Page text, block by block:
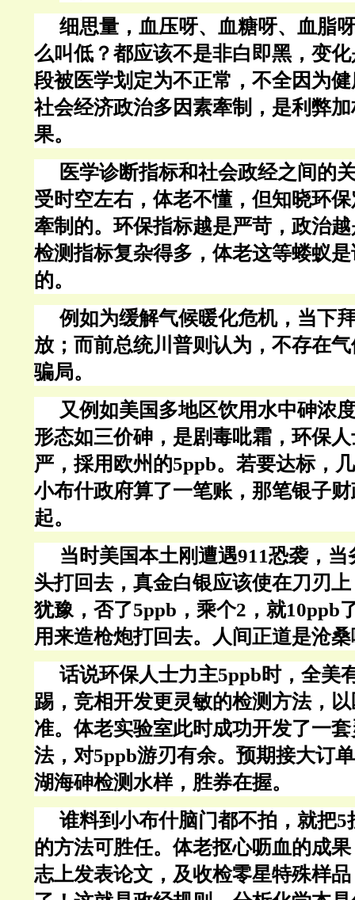
细思量，血压呀、血糖呀、血脂
么叫低？都应该不是非白即黑，变
段被医学划定为不正常，不全因为
社会经济政治多因素牽制，是利弊
果。
医学诊断指标和社会政经之间的
受时空左右，体老不懂，但知晓环
牽制的。环保指标越是严苛，政治
检测指标复杂得多，体老这等蝼蚁
的。
例如为缓解气候暖化危机，当下
放；而前总统川普则认为，不存在
骗局。
又例如美国多地区饮用水中砷浓
形态如三价砷，是剧毒吡霜，环保
严，採用欧州的5ppb。若要达标，
小布什政府算了一笔账，那笔银子
起。
当时美国本土刚遭遇911恐袭，
头打回去，真金白银应该使在刀刃
犹豫，否了5ppb，乘个2，就10ppb
用来造枪炮打回去。人间正道是沧
话说环保人士力主5ppb时，全美
踢，竞相开发更灵敏的检测方法，
准。体老实验室此时成功开发了一
法，对5ppb游刃有余。预期接大订
湖海砷检测水样，胜券在握。
谁料到小布什脑门都不拍，就把5
的方法可胜任。体老抠心呖血的成
志上发表论文，及收检零星特殊样